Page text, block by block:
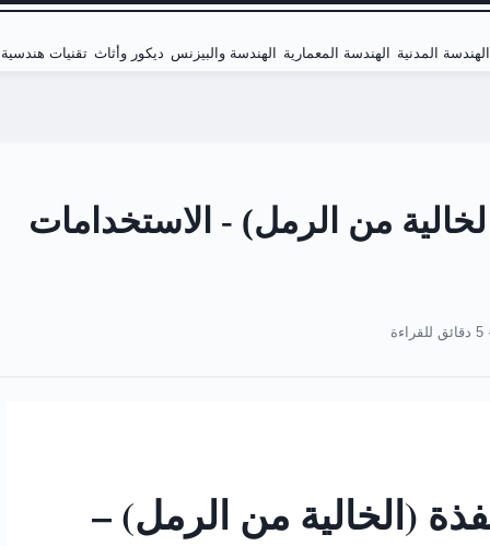
الهندسة المدنية الهندسة المعمارية الهندسة والبيزنس ديكور وأثاث تقنيات هندسية
من الرمل) - الاستخدامات
5 دقائق للقراءة
(الخالية من الرمل) –